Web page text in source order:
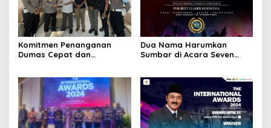
Komitmen Penanganan
Dumas Cepat dan
Langsung Pelapor yang
Didampingi Tim FERADI WPI
Dua Nama Harumkan
Sumbar di Acara Seven